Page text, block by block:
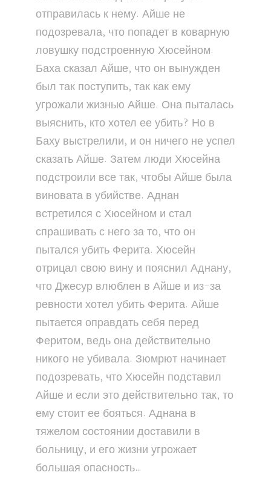
отправилась к нему. Айше не
подозревала, что попадет в коварную
ловушку подстроенную Хюсейном.
Баха сказал Айше, что он вынужден
был так поступить, так как ему
угрожали жизнью Айше. Она пыталась
выяснить, кто хотел ее убить? Но в
Баху выстрелили, и он ничего не успел
сказать Айше. Затем люди Хюсейна
подстроили все так, чтобы Айше была
виновата в убийстве. Аднан
встретился с Хюсейном и стал
спрашивать с него за то, что он
пытался убить Ферита. Хюсейн
отрицал свою вину и пояснил Аднану,
что Джесур влюблен в Айше и из-за
ревности хотел убить Ферита. Айше
пытается оправдать себя перед
Феритом, ведь она действительно
никого не убивала. Зюмрют начинает
подозревать, что Хюсейн подставил
Айше и если это действительно так, то
ему стоит ее бояться. Аднана в
тяжелом состоянии доставили в
больницу, и его жизни угрожает
большая опасность…